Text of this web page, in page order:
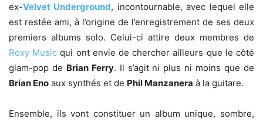
ex-Velvet Underground, incontournable, avec lequel elle
est restée ami, à l’origine de l’enregistrement de ses deux
premiers albums solo. Celui-ci attire deux membres de
Roxy Music qui ont envie de chercher ailleurs que le côté
glam-pop de Brian Ferry. Il s’agit ni plus ni moins que de
Brian Eno aux synthés et de Phil Manzanera à la guitare.
Ensemble, ils vont constituer un album unique, sombre,